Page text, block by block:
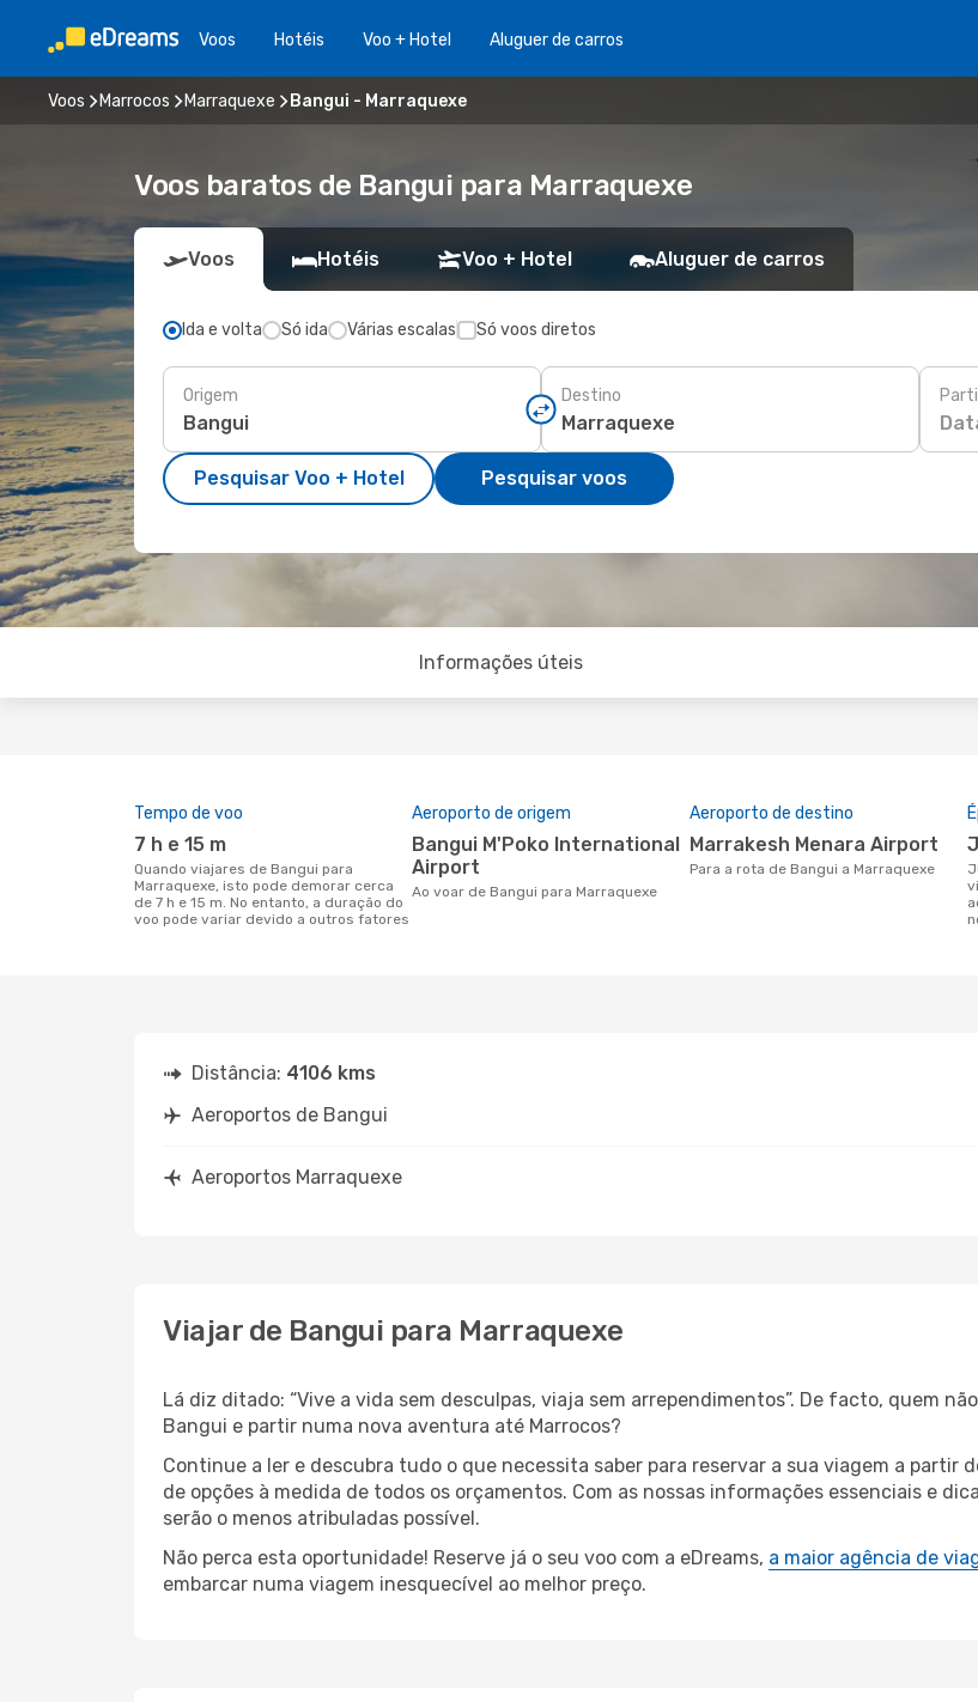
Voos Hotéis Voo + Hotel Aluguer de carros
Voos Marrocos Marraquexe Bangui - Marraquexe
Voos baratos de Bangui para Marraquexe
Voos Hotéis Voo + Hotel Aluguer de carros
Ida e volta Só ida Várias escalas Só voos diretos
Origem Destino
Pesquisar Voo + Hotel Pesquisar voos
Informações úteis
Tempo de voo
7 h e 15 m
Quando viajares de Bangui para
Marraquexe, isto pode demorar cerca
de 7 h e 15 m. No entanto, a duração do
voo pode variar devido a outros fatores
Aeroporto de origem
Bangui M'Poko International
Airport
Ao voar de Bangui para Marraquexe
Aeroporto de destino
Marrakesh Menara Airport
Para a rota de Bangui a Marraquexe
junho é a altura mais concorrida para
Distância: 4106 kms
Aeroportos de Bangui
Aeroportos Marraquexe
Viajar de Bangui para Marraquexe
Lá diz ditado: “Vive a vida sem desculpas, viaja sem arrependimentos”. De facto, quem
Bangui e partir numa nova aventura até Marrocos?
Continue a ler e descubra tudo o que necessita saber para reservar a sua viagem a partir
de opções à medida de todos os orçamentos. Com as nossas informações essenciais e
serão o menos atribuladas possível.
Não perca esta oportunidade! Reserve já o seu voo com a eDreams, a maior agência de
embarcar numa viagem inesquecível ao melhor preço.